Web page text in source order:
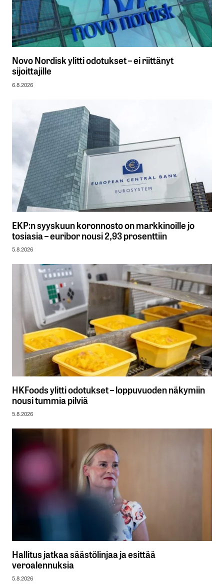
Novo Nordisk ylitti odotukset – ei riittänyt
sijoittajille
6.8.2026
EKP:n syyskuun koronnosto on markkinoille jo
tosiasia – euribor nousi 2,93 prosenttiin
5.8.2026
HKFoods ylitti odotukset – loppuvuoden näkymiin
nousi tummia pilviä
5.8.2026
Hallitus jatkaa säästölinjaa ja esittää
veroalennuksia
5.8.2026